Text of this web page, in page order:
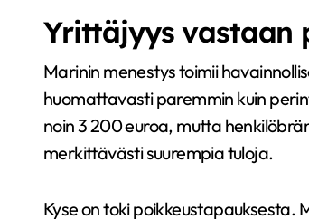
Yrittäjyys vastaan
Marinin menestys toimii
huomattavasti paremmin kuin
noin 3 200 euroa, mutta
merkittävästi suurempia tuloja.
Kyse on toki poikkeustapauksesta.